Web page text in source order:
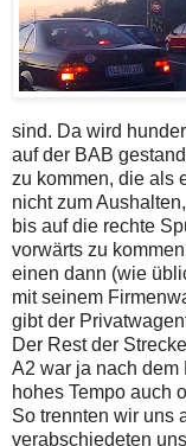
sind. Da wird
auf der BAB
zu kommen, die als
nicht zum
bis auf die rechte
vorwärts zu
einen dann (wie
mit seinem
gibt der
Der Rest der
A2 war ja nach dem
hohes Tempo auch
So trennten wir uns
verabschiedeten